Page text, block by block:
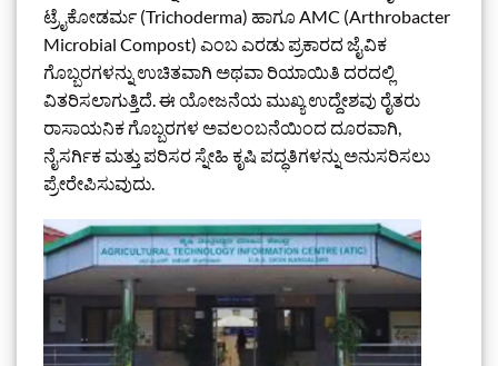
ಟ್ರೈಕೋಡರ್ಮ (Trichoderma) ಹಾಗೂ AMC (Arthrobacter
Microbial Compost) ಎಂಬ ಎರಡು ಪ್ರಕಾರದ ಜೈವಿಕ
ಗೊಬ್ಬರಗಳನ್ನು ಉಚಿತವಾಗಿ ಅಥವಾ ರಿಯಾಯಿತಿ ದರದಲ್ಲಿ
ವಿತರಿಸಲಾಗುತ್ತಿದೆ. ಈ ಯೋಜನೆಯ ಮುಖ್ಯ ಉದ್ದೇಶವು ರೈತರು
ರಾಸಾಯನಿಕ ಗೊಬ್ಬರಗಳ ಅವಲಂಬನೆಯಿಂದ ದೂರವಾಗಿ,
ನೈಸರ್ಗಿಕ ಮತ್ತು ಪರಿಸರ ಸ್ನೇಹಿ ಕೃಷಿ ಪದ್ಧತಿಗಳನ್ನು ಅನುಸರಿಸಲು
ಪ್ರೇರೇಪಿಸುವುದು.